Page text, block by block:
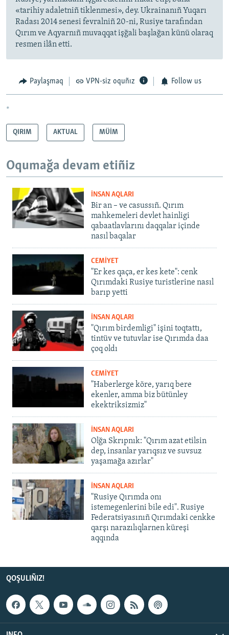
«tarihiy adaletniñ tiklenmesi», dey. Ukrainanıñ Yuqarı
Radası 2014 senesi fevralniñ 20-ni, Rusiye tarafından
Qırım ve Aqyarnıñ muvaqqat işğali başlağan künü olaraq
resmen ilân etti.
Paylaşmaq VPN-siz oquñız Follow us
*
QIRIM AKTUAL MÜİM
Oqumağa devam etiñiz
İNSAN AQLARI
Bir an – ve casussıñ. Qırım
mahkemeleri devlet hainligi
qabaatlavlarını daqqalar içinde
nasıl baqalar
CEMİYET
"Er kes qaça, er kes kete": cenk
Qırımdaki Rusiye turistlerine nasıl
barıp yetti
İNSAN AQLARI
"Qırım birdemligi" işini toqtattı,
tintüv ve tutuvlar ise Qırımda daa
çoq oldı
CEMİYET
"Haberlerge köre, yarıq bere
ekenler, amma biz bütünley
ekektriksizmiz"
İNSAN AQLARI
Olğa Skrıpnık: "Qırım azat etilsin
dep, insanlar yarıqsız ve suvsuz
yaşamağa azırlar"
İNSAN AQLARI
"Rusiye Qırımda onı
istemegenlerini bile edi". Rusiye
Federatsiyasınıñ Qırımdaki cenkke
qarşı narazılıqlarnen küreşi
aqqında
QOŞULIÑIZ!